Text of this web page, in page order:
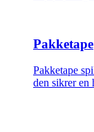
Pakketape
Pakketape
den sikrer en